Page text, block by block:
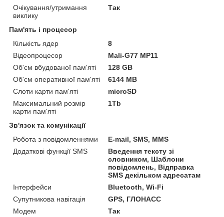
Очікування/утримання
виклику
Так
Пам'ять і процесор
Кількість ядер
8
Відеопроцесор
Mali-G77 MP11
Об'єм вбудованої пам'яті
128 GB
Об'єм оперативної пам'яті
6144 MB
Слоти карти пам'яті
microSD
Максимальний розмір
карти пам'яті
1Tb
Зв'язок та комунікації
Робота з повідомленнями
E-mail, SMS, MMS
Додаткові функції SMS
Введення тексту зі
словником, Шаблони
повідомлень, Відправка
SMS декільком адресатам
Інтерфейси
Bluetooth, Wi-Fi
Супутникова навігація
GPS, ГЛОНАСС
Модем
Так